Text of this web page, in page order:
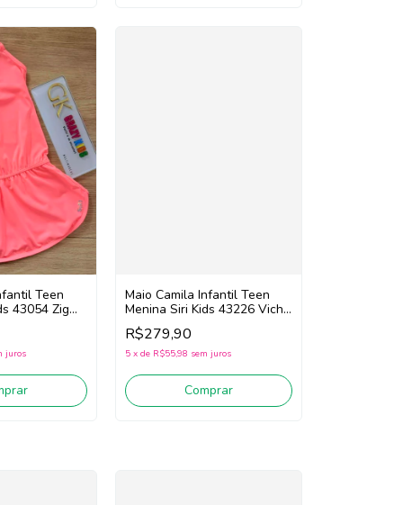
Teen
43054 Zig
juros
Maio Camila Infantil Teen
Menina Siri Kids 43226 Vichy
Limão (Azul/Amarelo)
R$279,90
5 x de R$55,98 sem juros
Comprar